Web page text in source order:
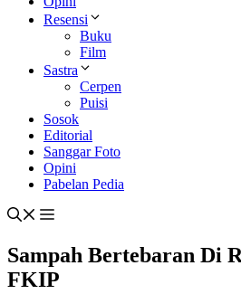
Resensi
Buku
Film
Sastra
Cerpen
Puisi
Sosok
Editorial
Sanggar Foto
Opini
Pabelan Pedia
Sampah Bertebaran Di
FKIP